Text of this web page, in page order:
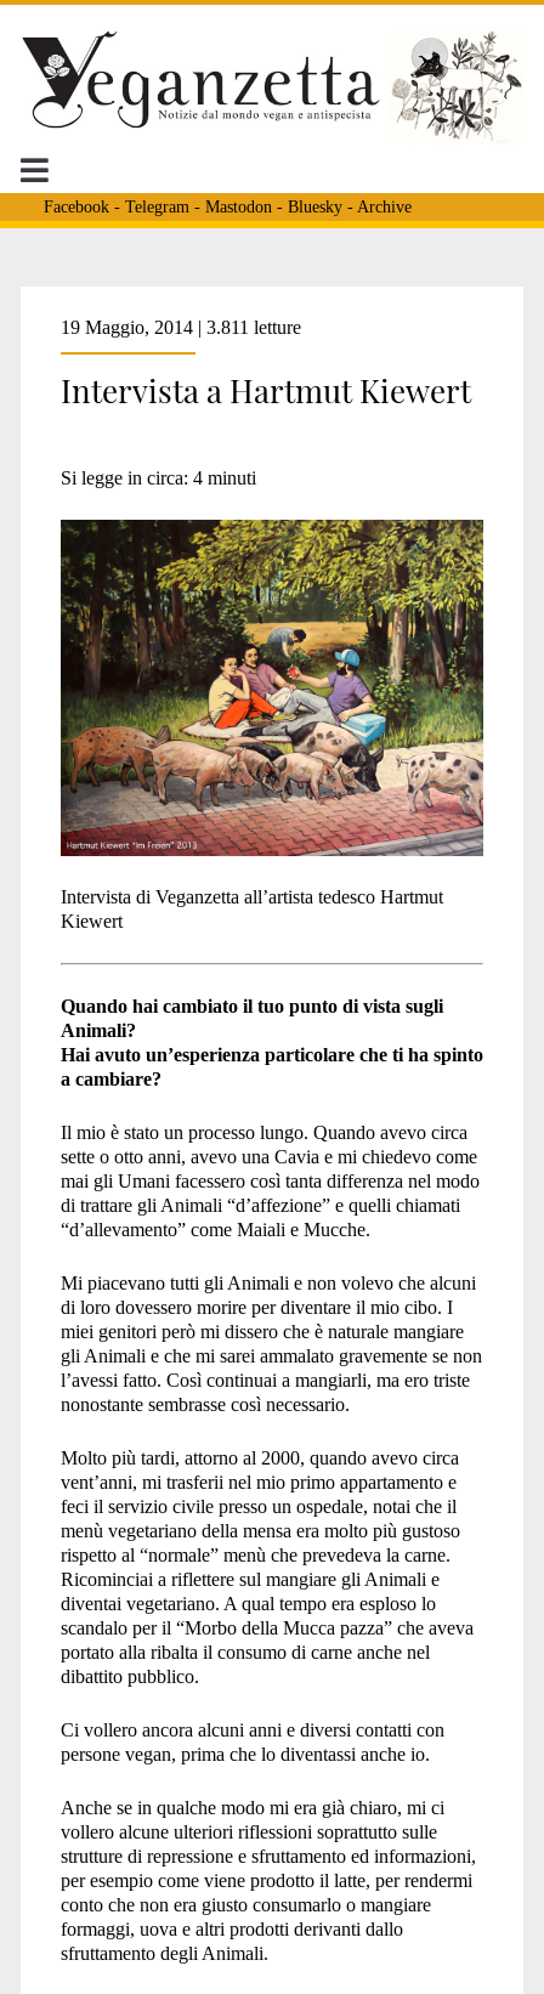
Facebook- Telegram - Mastodon - Bluesky- Archive
19 Maggio, 2014 | 3.811 letture
Intervista a Hartmut Kiewert
Si legge in circa: 4 minuti
Intervista di Veganzetta all’artista tedesco Hartmut
Kiewert
Quando hai cambiato il tuo punto di vista sugli
Animali?
Hai avuto un’esperienza particolare che ti ha spinto
a cambiare?
Il mio è stato un processo lungo. Quando avevo circa
sette o otto anni, avevo una Cavia e mi chiedevo come
mai gli Umani facessero così tanta differenza nel modo
di trattare gli Animali “d’affezione” e quelli chiamati
“d’allevamento” come Maiali e Mucche.
Mi piacevano tutti gli Animali e non volevo che alcuni
di loro dovessero morire per diventare il mio cibo. I
miei genitori però mi dissero che è naturale mangiare
gli Animali e che mi sarei ammalato gravemente se non
l’avessi fatto. Così continuai a mangiarli, ma ero triste
nonostante sembrasse così necessario.
Molto più tardi, attorno al 2000, quando avevo circa
vent’anni, mi trasferii nel mio primo appartamento e
feci il servizio civile presso un ospedale, notai che il
menù vegetariano della mensa era molto più gustoso
rispetto al “normale” menù che prevedeva la carne.
Ricominciai a riflettere sul mangiare gli Animali e
diventai vegetariano. A qual tempo era esploso lo
scandalo per il “Morbo della Mucca pazza” che aveva
portato alla ribalta il consumo di carne anche nel
dibattito pubblico.
Ci vollero ancora alcuni anni e diversi contatti con
persone vegan, prima che lo diventassi anche io.
Anche se in qualche modo mi era già chiaro, mi ci
vollero alcune ulteriori riflessioni soprattutto sulle
strutture di repressione e sfruttamento ed informazioni,
per esempio come viene prodotto il latte, per rendermi
conto che non era giusto consumarlo o mangiare
formaggi, uova e altri prodotti derivanti dallo
sfruttamento degli Animali.